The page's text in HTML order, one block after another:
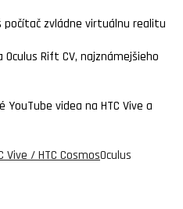
počítač zvládne virtuálnu realitu
Oculus Rift CV, najznámejšieho
videa na HTC Vive a
Vive / HTC CosmosOculus